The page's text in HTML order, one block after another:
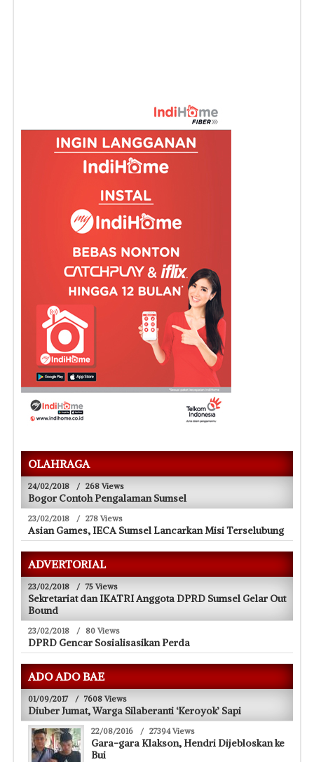
OLAHRAGA
24/02/2018 / 268 Views
Bogor Contoh Pengalaman Sumsel
23/02/2018 / 278 Views
Asian Games, IECA Sumsel Lancarkan Misi Terselubung
ADVERTORIAL
23/02/2018 / 75 Views
Sekretariat dan IKATRI Anggota DPRD Sumsel Gelar Out
Bound
23/02/2018 / 80 Views
DPRD Gencar Sosialisasikan Perda
ADO ADO BAE
01/09/2017 / 7608 Views
Diuber Jumat, Warga Silaberanti ‘Keroyok’ Sapi
22/08/2016 / 27394 Views
Gara-gara Klakson, Hendri Dijebloskan ke
Bui